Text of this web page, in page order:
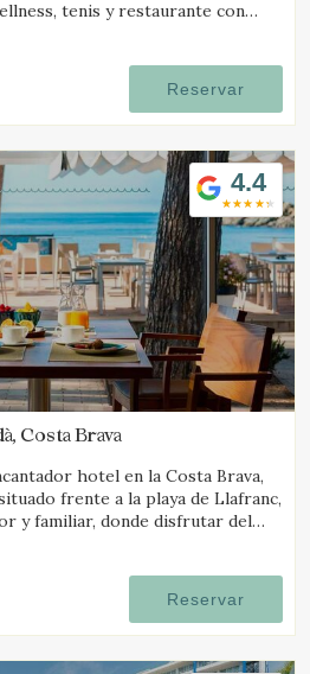
Reservar
4.4
Costa Brava
hotel en la Costa Brava,
frente a la playa de Llafranc,
y familiar, donde disfrutar del
Reservar